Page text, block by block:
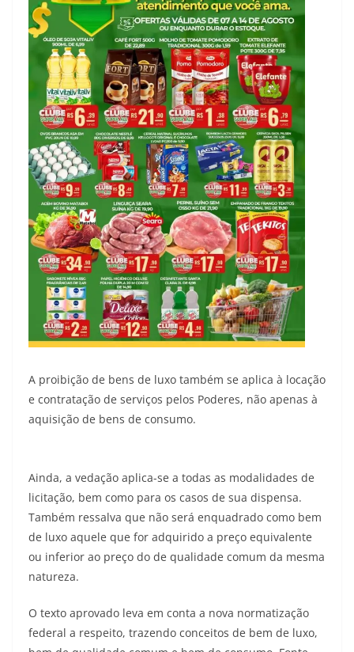
A proibição de bens de luxo também se aplica à locação
e contratação de serviços pelos Poderes, não apenas à
aquisição de bens de consumo.
Ainda, a vedação aplica-se a todas as modalidades de
licitação, bem como para os casos de sua dispensa.
Também ressalva que não será enquadrado como bem
de luxo aquele que for adquirido a preço equivalente
ou inferior ao preço do de qualidade comum da mesma
natureza.
O texto aprovado leva em conta a nova normatização
federal a respeito, trazendo conceitos de bem de luxo,